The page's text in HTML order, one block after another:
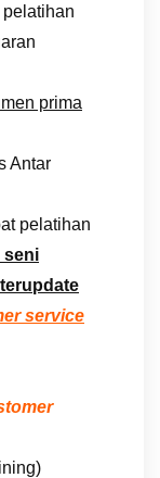
prima
Antar
pelatihan
seni
service